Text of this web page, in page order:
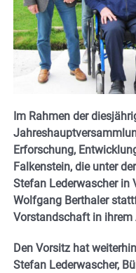
Im Rahmen der
Erforschung,
Falkenstein, die unter
Stefan Lederwascher in
Wolfgang Berthaler
Vorstandschaft in
Den Vorsitz hat
Stefan Lederwascher,